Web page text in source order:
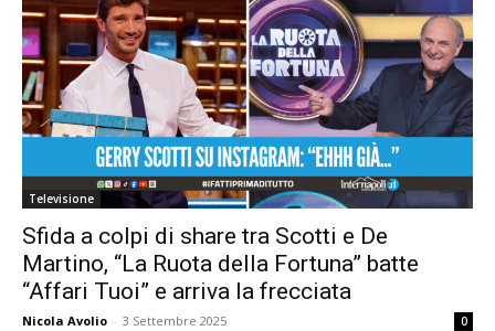
Televisione
Sfida a colpi di share tra Scotti e De
Martino, “La Ruota della Fortuna” batte
“Affari Tuoi” e arriva la frecciata
Nicola Avolio - 3 Settembre 2025 0